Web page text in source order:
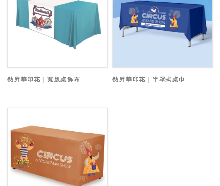
熱昇華印花｜寬版桌飾布 熱昇華印花｜半罩式桌巾